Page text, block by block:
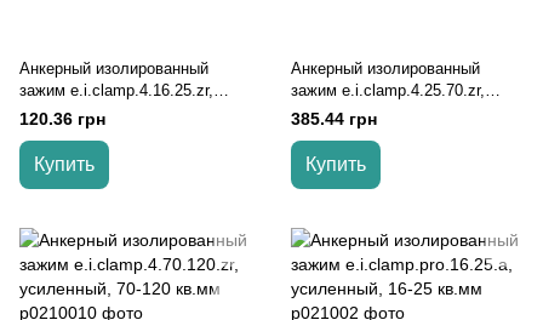
Анкерный изолированный
зажим e.i.clamp.4.16.25.zr,
усиленный, 16-25 кв.мм
120.36 грн
Купить
Анкерный изолированный
зажим e.i.clamp.4.25.70.zr,
усиленный, 25-70 кв.мм
385.44 грн
Купить